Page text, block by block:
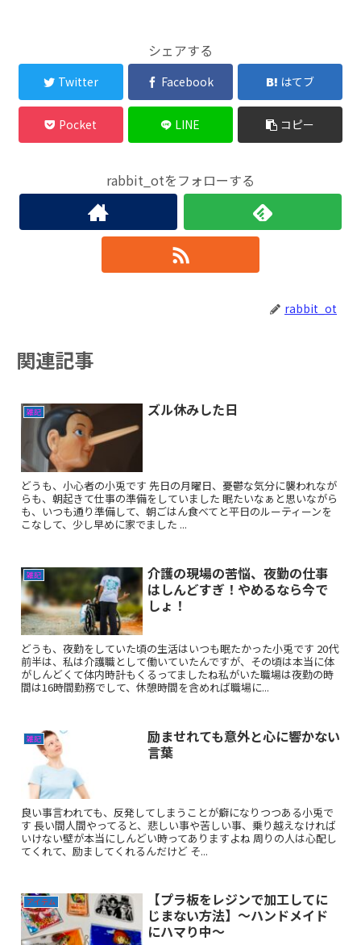
シェアする
Twitter Facebook はてブ
Pocket LINE コピー
rabbit_otをフォローする
rabbit_ot
関連記事
雑記 ズル休みした日
どうも、小心者の小兎です 先日の月曜日、憂鬱な気分に襲われなが
らも、朝起きて仕事の準備をしていました 眠たいなぁと思いながら
も、いつも通り準備して、朝ごはん食べてと平日のルーティーンを
こなして、少し早めに家でました ...
雑記
介護の現場の苦悩、夜勤の仕事
はしんどすぎ！やめるなら今で
しょ！
どうも、夜勤をしていた頃の生活はいつも眠たかった小兎です 20代
前半は、私は介護職として働いていたんですが、その頃は本当に体
がしんどくて体内時計もくるってましたね私がいた職場は夜勤の時
間は16時間勤務でして、休憩時間を含めれば職場に...
雑記
励ませれても意外と心に響かない
言葉
良い事言われても、反発してしまうことが癖になりつつある小兎で
す 長い間人間やってると、悲しい事や苦しい事、乗り越えなければ
いけない壁が本当にしんどい時ってありますよね 周りの人は心配し
てくれて、励ましてくれるんだけど そ...
アイテム
【プラ板をレジンで加工してに
じまない方法】〜ハンドメイド
にハマり中〜